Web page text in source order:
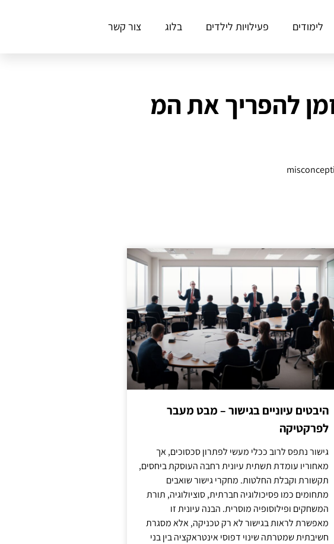
לימודים פעילויות לילדים בלוג צור קשר
להפריך את המ
היבטים עיוניים בגישור – מבט מעבר
לפרקטיקה
גישור נתפס לרוב ככלי מעשי לפתרון סכסוכים, אך
מאחוריו עומדת תשתית עיונית רחבה העוסקת ביחסים,
תקשורת וקבלת החלטות. מחקרי גישור שואבים
מתחומים כמו פסיכולוגיה חברתית, סוציולוגיה, תורת
המשחקים ופילוסופיה מוסרית. הבנה עיונית זו
מאפשרת לראות בגישור לא רק טכניקה, אלא מסגרת
חשיבתית שמטרתה שינוי דפוסי אינטראקציה בין בני